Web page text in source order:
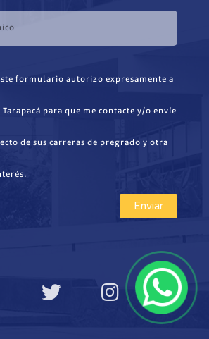
formulario autorizo expresamente a
para que me contacte y/o envíe
de sus carreras de pregrado y otra
Enviar